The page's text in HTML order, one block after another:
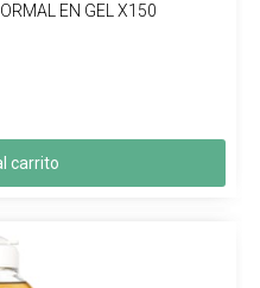
EN GEL X150
carrito